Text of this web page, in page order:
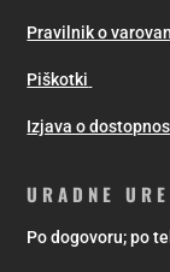
Pravilnik o
Piškotki
Izjava o
URADNE URE
Po dogovoru; po